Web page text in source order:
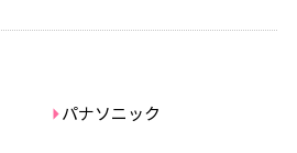
パナソニック